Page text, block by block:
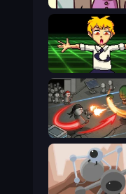
Diner in the Storm
Chainsaw Dance
Madness Online